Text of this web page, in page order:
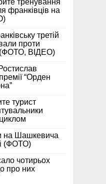
тренування
франківців на
третій
проти
(ФОТО, ВІДЕО)
“Орден
турист
на Шашкевича
(ФОТО)
чотирьох
про них